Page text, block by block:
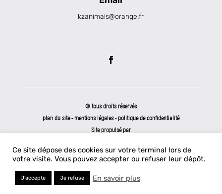
kzanimals@orange.fr
© tous droits réservés
plan du site-mentions légales -politique de confidentialité
Site propulsé par
Ce site dépose des cookies sur votre terminal lors de
votre visite. Vous pouvez accepter ou refuser leur dépôt.
J'accepte Je refuse En savoir plus